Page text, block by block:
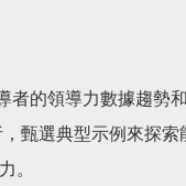
者的領導力數據趨勢
甄選典型示例來探索
。